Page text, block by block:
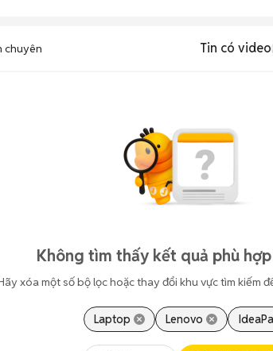
chuyên Tin có video
Không tìm thấy kết quả phù
xóa một số bộ lọc hoặc thay đổi khu vực tìm kiếm
Laptop Lenovo